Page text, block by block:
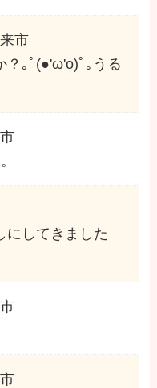
市
？｡ﾟ(●'ω'o)ﾟ｡うる
にしてきました